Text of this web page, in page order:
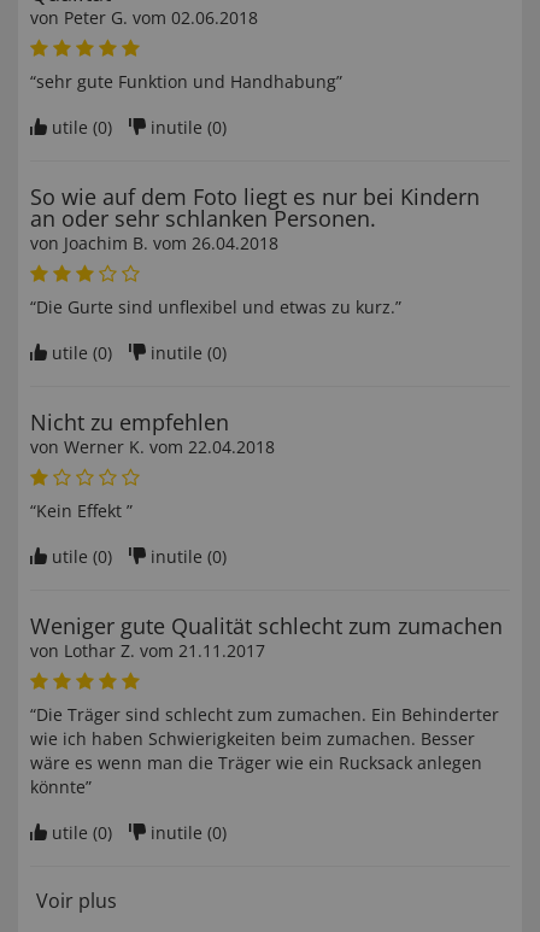
von Peter G. vom 02.06.2018
“sehr gute Funktion und Handhabung”
utile (0) inutile (0)
So wie auf dem Foto liegt es nur bei Kindern
an oder sehr schlanken Personen.
von Joachim B. vom 26.04.2018
“Die Gurte sind unflexibel und etwas zu kurz.”
utile (0) inutile (0)
Nicht zu empfehlen
von Werner K. vom 22.04.2018
“Kein Effekt ”
utile (0) inutile (0)
Weniger gute Qualität schlecht zum zumachen
von Lothar Z. vom 21.11.2017
“Die Träger sind schlecht zum zumachen. Ein Behinderter
wie ich haben Schwierigkeiten beim zumachen. Besser
wäre es wenn man die Träger wie ein Rucksack anlegen
könnte”
utile (0) inutile (0)
Voir plus